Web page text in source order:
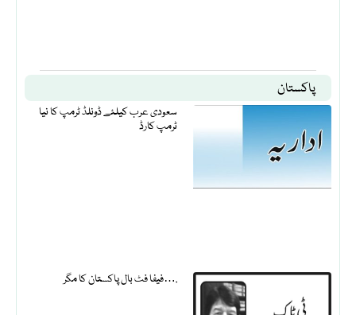
پاکستان
سعودی عرب کیلئے ڈونلڈ ٹرمپ کا نیا
ٹرمپ کارڈ
فیفا فٹ بال پاکستان کا مگر….